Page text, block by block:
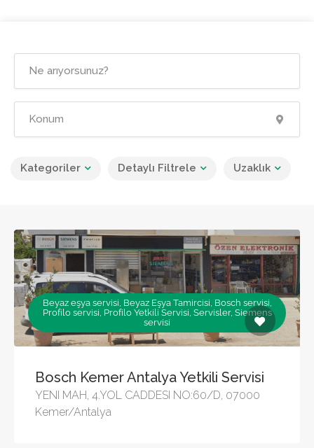
Kategoriler Detaylı Filtrele Uzaklık
Beyaz eşya servisi, Beyaz Eşya Tamircisi, Bosch servisi,
Profilo servisi, Profilo Yetkili Servisi, Servisler, Siemens
servisi
Bosch Kemer Antalya Yetkili Servisi
YENI MAH, 4.YOL CADDESI NO:60/D, 07000
Kemer/Antalya